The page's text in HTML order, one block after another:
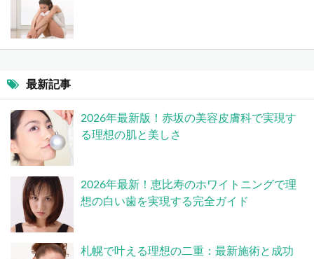
最新記事
2026年最新版！赤坂の美容皮膚科で実現す
る理想の肌と美しさ
2026年最新！恵比寿のホワイトニングで理
想の白い歯を実現する完全ガイド
札幌で叶える理想の二重：最新施術と成功